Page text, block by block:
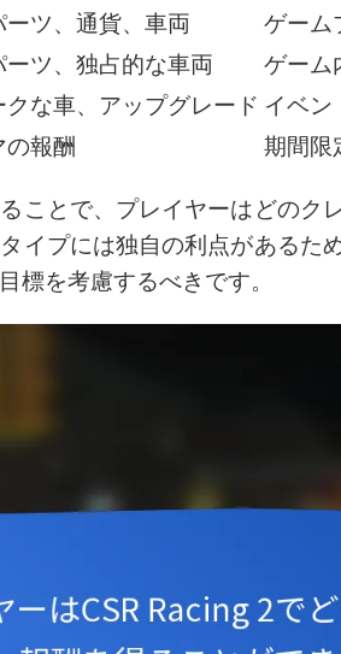
ーツ、通貨、車両 ゲーム
ーツ、独占的な車両 ゲーム
クな車、アップグレード イベン
の報酬 期間限
ことで、プレイヤーはどのク
イプには独自の利点があるた
標を考慮するべきです。